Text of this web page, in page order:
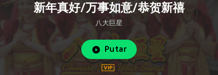
新年真好/万事如意/恭贺新禧
八大巨星
Putar